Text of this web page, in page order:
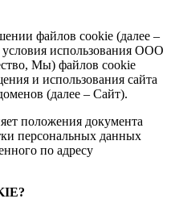
файлов cookie (далее –
использования ООО
Мы) файлов cookie
и использования сайта
(далее – Сайт).
положения документа
персональных данных
по адресу